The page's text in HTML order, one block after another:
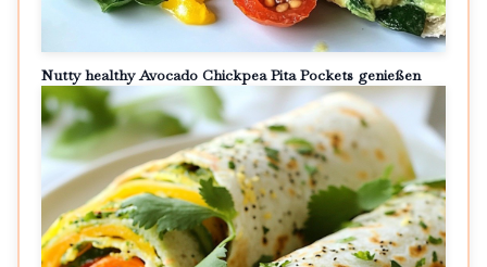
Nutty healthy Avocado Chickpea Pita Pockets genießen